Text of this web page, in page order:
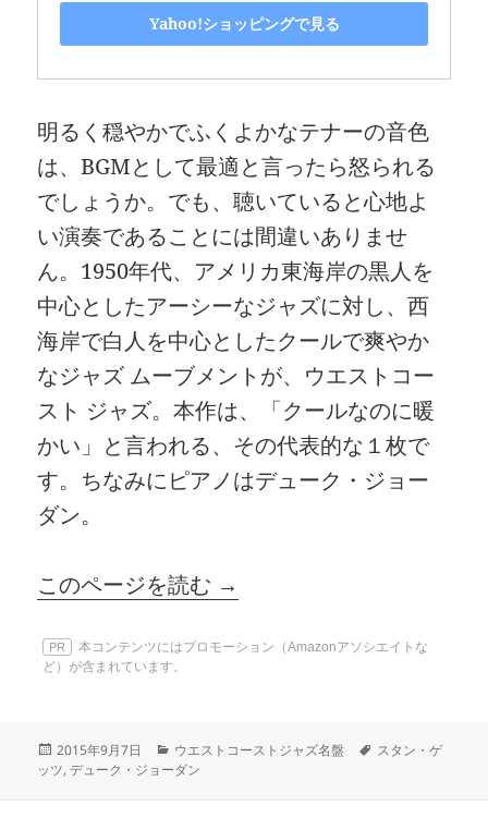
Yahoo!ショッピングで見る
明るく穏やかでふくよかなテナーの音色
は、BGMとして最適と言ったら怒られる
でしょうか。でも、聴いていると心地よ
い演奏であることには間違いありませ
ん。1950年代、アメリカ東海岸の黒人を
中心としたアーシーなジャズに対し、西
海岸で白人を中心としたクールで爽やか
なジャズ ムーブメントが、ウエストコー
スト ジャズ。本作は、「クールなのに暖
かい」と言われる、その代表的な１枚で
す。ちなみにピアノはデューク・ジョー
ダン。
このページを読む →
PR
本コンテンツにはプロモーション（Amazonアソシエイトな
ど）が含まれています。
投
稿
2015年9月7日
カ
テ
ウエストコーストジャズ名盤
タ
スタン・ゲ
ッツ,デューク・ジョーダン